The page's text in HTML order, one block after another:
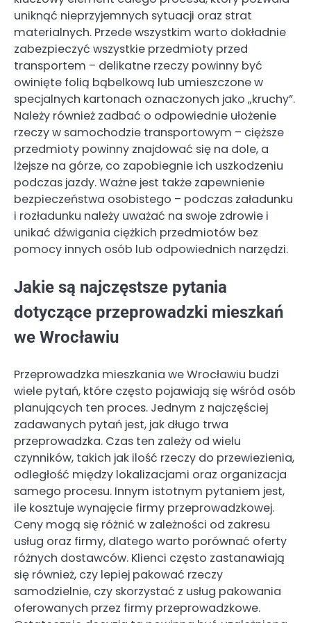
uniknąć nieprzyjemnych sytuacji oraz strat
materialnych. Przede wszystkim warto dokładnie
zabezpieczyć wszystkie przedmioty przed
transportem – delikatne rzeczy powinny być
owinięte folią bąbelkową lub umieszczone w
specjalnych kartonach oznaczonych jako „kruchy”.
Należy również zadbać o odpowiednie ułożenie
rzeczy w samochodzie transportowym – cięższe
przedmioty powinny znajdować się na dole, a
lżejsze na górze, co zapobiegnie ich uszkodzeniu
podczas jazdy. Ważne jest także zapewnienie
bezpieczeństwa osobistego – podczas załadunku
i rozładunku należy uważać na swoje zdrowie i
unikać dźwigania ciężkich przedmiotów bez
pomocy innych osób lub odpowiednich narzędzi.
Jakie są najczęstsze pytania
dotyczące przeprowadzki mieszkań
we Wrocławiu
Przeprowadzka mieszkania we Wrocławiu budzi
wiele pytań, które często pojawiają się wśród osób
planujących ten proces. Jednym z najczęściej
zadawanych pytań jest, jak długo trwa
przeprowadzka. Czas ten zależy od wielu
czynników, takich jak ilość rzeczy do przewiezienia,
odległość między lokalizacjami oraz organizacja
samego procesu. Innym istotnym pytaniem jest,
ile kosztuje wynajęcie firmy przeprowadzkowej.
Ceny mogą się różnić w zależności od zakresu
usług oraz firmy, dlatego warto porównać oferty
różnych dostawców. Klienci często zastanawiają
się również, czy lepiej pakować rzeczy
samodzielnie, czy skorzystać z usług pakowania
oferowanych przez firmy przeprowadzkowe.